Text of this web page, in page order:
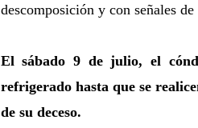
descomposición y con señales
El sábado 9 de julio, el
refrigerado hasta que se
de su deceso.